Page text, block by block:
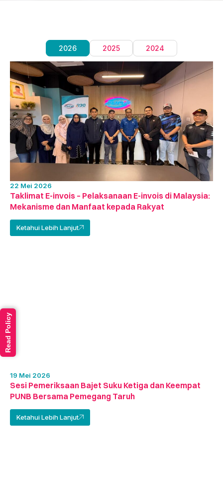
2026 2025 2024
22 Mei 2026
Taklimat E-invois – Pelaksanaan E-invois di Malaysia:
Mekanisme dan Manfaat kepada Rakyat
Ketahui Lebih Lanjut
19 Mei 2026
Sesi Pemeriksaan Bajet Suku Ketiga dan Keempat
PUNB Bersama Pemegang Taruh
Ketahui Lebih Lanjut
Read Policy